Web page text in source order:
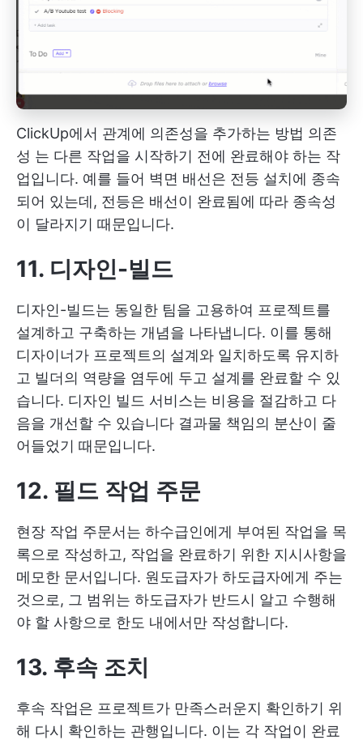
ClickUp에서 관계에 의존성을 추가하는 방법 의존
성 는 다른 작업을 시작하기 전에 완료해야 하는 작
업입니다. 예를 들어 벽면 배선은 전등 설치에 종속
되어 있는데, 전등은 배선이 완료됨에 따라 종속성
이 달라지기 때문입니다.
11. 디자인-빌드
디자인-빌드는 동일한 팀을 고용하여 프로젝트를
설계하고 구축하는 개념을 나타냅니다. 이를 통해
디자이너가 프로젝트의 설계와 일치하도록 유지하
고 빌더의 역량을 염두에 두고 설계를 완료할 수 있
습니다. 디자인 빌드 서비스는 비용을 절감하고 다
음을 개선할 수 있습니다 결과물 책임의 분산이 줄
어들었기 때문입니다.
12. 필드 작업 주문
현장 작업 주문서는 하수급인에게 부여된 작업을 목
록으로 작성하고, 작업을 완료하기 위한 지시사항을
메모한 문서입니다. 원도급자가 하도급자에게 주는
것으로, 그 범위는 하도급자가 반드시 알고 수행해
야 할 사항으로 한도 내에서만 작성합니다.
13. 후속 조치
후속 작업은 프로젝트가 만족스러운지 확인하기 위
해 다시 확인하는 관행입니다. 이는 각 작업이 완료